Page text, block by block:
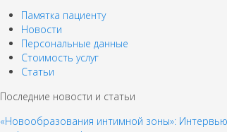
Памятка пациенту
Новости
Персональные данные
Стоимость услуг
Статьи
Последние новости и статьи
«Новообразования интимной зоны»: